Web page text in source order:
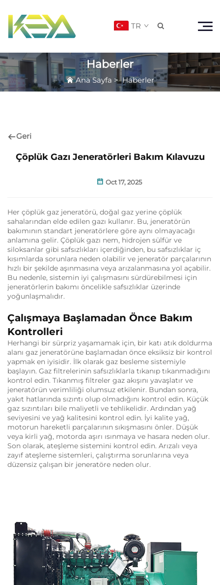
TR 
Haberler
Ana Sayfa >Haberler
Geri
Çöplük Gazı Jeneratörleri Bakım Kılavuzu
Oct 17, 2025
Her çöplük gaz jeneratörü, doğal gaz yerine çöplük
sahalarından elde edilen gazı kullanır. Bu, jeneratörün
bakımının standart jeneratörlere göre aynı olmayacağı
anlamına gelir. Çöplük gazı nem, hidrojen sülfür ve
siloksanlar gibi safsızlıkları içerdiğinden, bu safsızlıklar iç
kısımlarda sorunlara neden olabilir ve jeneratör parçalarının
hızlı bir şekilde aşınmasına veya arızalanmasına yol açabilir.
Bu nedenle, sistemin iyi çalışmasını sürdürebilmesi için
jeneratörlerin bakımı öncelikle safsızlıklar üzerinde
yoğunlaşmalıdır.
Çalışmaya Başlamadan Önce Bakım
Kontrolleri
Herhangi bir sürpriz yaşamamak için, bir katı atık doldurma
alanı gaz jeneratörüne başlamadan önce eksiksiz bir kontrol
yapmak en iyisidir. İlk olarak gaz besleme sistemiyle
başlayın. Gaz filtrelerinin safsızlıklarla tıkanıp tıkanmadığını
kontrol edin. Tıkanmış filtreler gaz akışını yavaşlatır ve
jeneratörün verimliliği olumsuz etkilenir. Bundan sonra,
yakıt hatlarında sızıntı olup olmadığını kontrol edin. Küçük
gaz sızıntıları bile maliyetli ve tehlikelidir. Ardından yağ
seviyesini ve yağ kalitesini kontrol edin. İyi kalite yağ,
motorun hareketli parçalarının sıkışmasını önler. Düşük
veya kirli yağ, motorda aşırı ısınmaya ve hasara neden olur.
Son olarak, ateşleme sistemini kontrol edin. Arızalı veya
zayıf ateşleme sistemleri, çalıştırma sorunlarına veya
düzensiz çalışan bir jeneratöre neden olur.